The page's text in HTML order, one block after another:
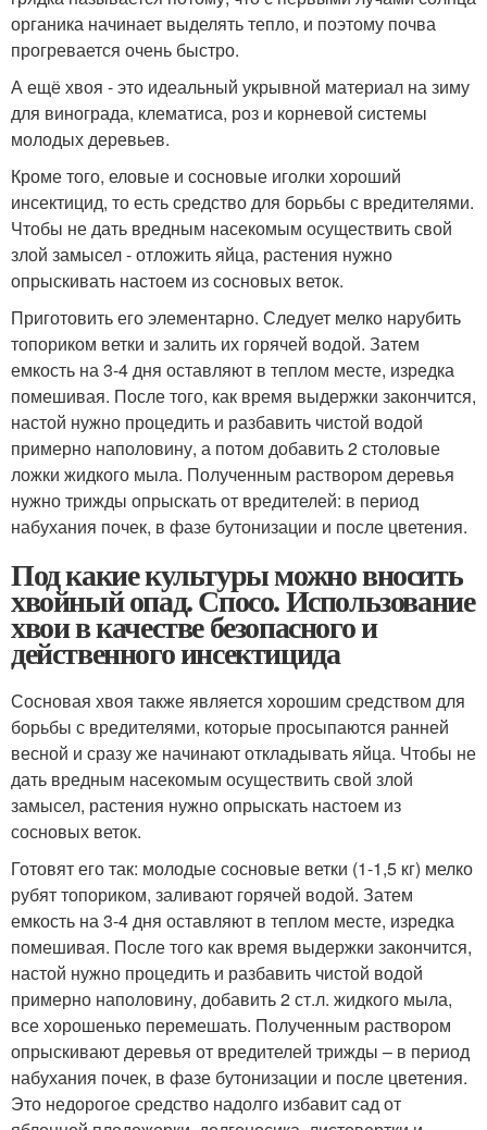
органика начинает выделять тепло, и поэтому почва
прогревается очень быстро.
А ещё хвоя - это идеальный укрывной материал на зиму
для винограда, клематиса, роз и корневой системы
молодых деревьев.
Кроме того, еловые и сосновые иголки хороший
инсектицид, то есть средство для борьбы с вредителями.
Чтобы не дать вредным насекомым осуществить свой
злой замысел - отложить яйца, растения нужно
опрыскивать настоем из сосновых веток.
Приготовить его элементарно. Следует мелко нарубить
топориком ветки и залить их горячей водой. Затем
емкость на 3-4 дня оставляют в теплом месте, изредка
помешивая. После того, как время выдержки закончится,
настой нужно процедить и разбавить чистой водой
примерно наполовину, а потом добавить 2 столовые
ложки жидкого мыла. Полученным раствором деревья
нужно трижды опрыскать от вредителей: в период
набухания почек, в фазе бутонизации и после цветения.
Под какие культуры можно вносить
хвойный опад. Спосо. Использование
хвои в качестве безопасного и
действенного инсектицида
Сосновая хвоя также является хорошим средством для
борьбы с вредителями, которые просыпаются ранней
весной и сразу же начинают откладывать яйца. Чтобы не
дать вредным насекомым осуществить свой злой
замысел, растения нужно опрыскать настоем из
сосновых веток.
Готовят его так: молодые сосновые ветки (1-1,5 кг) мелко
рубят топориком, заливают горячей водой. Затем
емкость на 3-4 дня оставляют в теплом месте, изредка
помешивая. После того как время выдержки закончится,
настой нужно процедить и разбавить чистой водой
примерно наполовину, добавить 2 ст.л. жидкого мыла,
все хорошенько перемешать. Полученным раствором
опрыскивают деревья от вредителей трижды – в период
набухания почек, в фазе бутонизации и после цветения.
Это недорогое средство надолго избавит сад от